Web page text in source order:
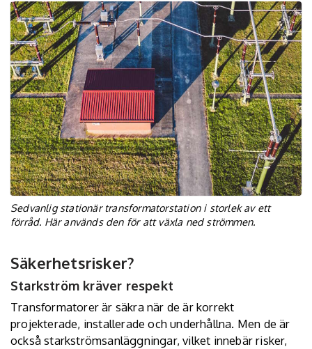
Sedvanlig stationär transformatorstation i storlek av ett
förråd. Här används den för att växla ned strömmen.
Säkerhetsrisker?
Starkström kräver respekt
Transformatorer är säkra när de är korrekt
projekterade, installerade och underhållna. Men de är
också starkströmsanläggningar, vilket innebär risker,